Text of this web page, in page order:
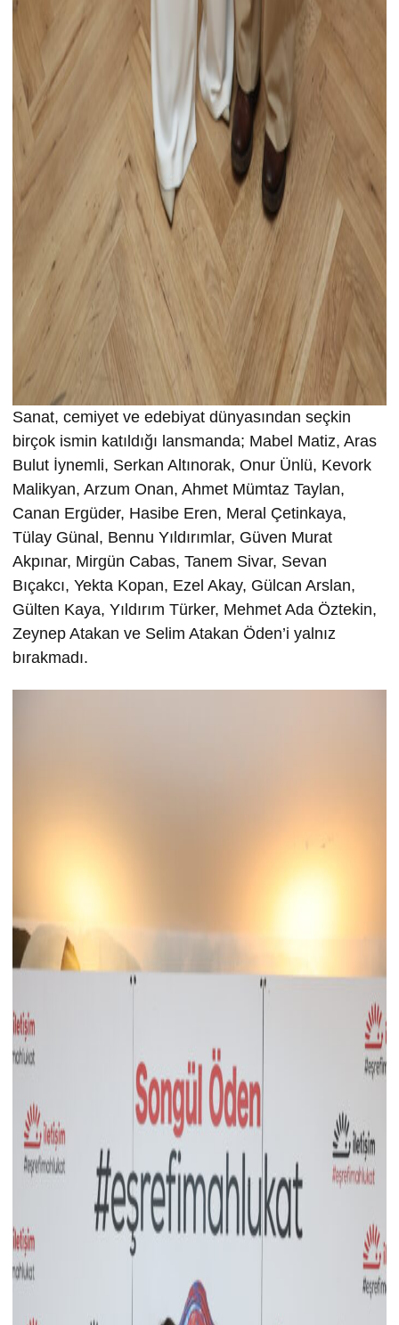
Sanat, cemiyet ve edebiyat dünyasından seçkin
birçok ismin katıldığı lansmanda; Mabel Matiz, Aras
Bulut İynemli, Serkan Altınorak, Onur Ünlü, Kevork
Malikyan, Arzum Onan, Ahmet Mümtaz Taylan,
Canan Ergüder, Hasibe Eren, Meral Çetinkaya,
Tülay Günal, Bennu Yıldırımlar, Güven Murat
Akpınar, Mirgün Cabas, Tanem Sivar, Sevan
Bıçakcı, Yekta Kopan, Ezel Akay, Gülcan Arslan,
Gülten Kaya, Yıldırım Türker, Mehmet Ada Öztekin,
Zeynep Atakan ve Selim Atakan Öden’i yalnız
bırakmadı.